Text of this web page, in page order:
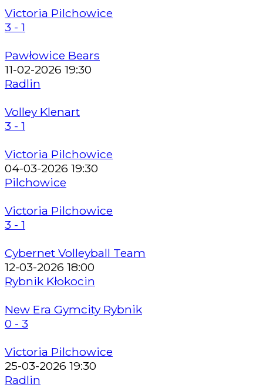
Victoria Pilchowice
3 - 1
Pawłowice Bears
11-02-2026 19:30
Radlin
Volley Klenart
3 - 1
Victoria Pilchowice
04-03-2026 19:30
Pilchowice
Victoria Pilchowice
3 - 1
Cybernet Volleyball Team
12-03-2026 18:00
Rybnik Kłokocin
New Era Gymcity Rybnik
0 - 3
Victoria Pilchowice
25-03-2026 19:30
Radlin